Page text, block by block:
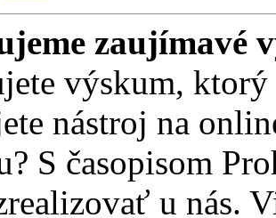
zaujímavé
výskum,
nástroj na
S časopisom
u nás.